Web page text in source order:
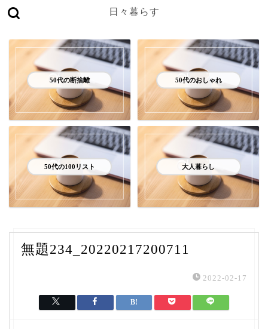
日々暮らす
50代の断捨離 50代のおしゃれ
50代の100リスト 大人暮らし
無題234_20220217200711
2022-02-17